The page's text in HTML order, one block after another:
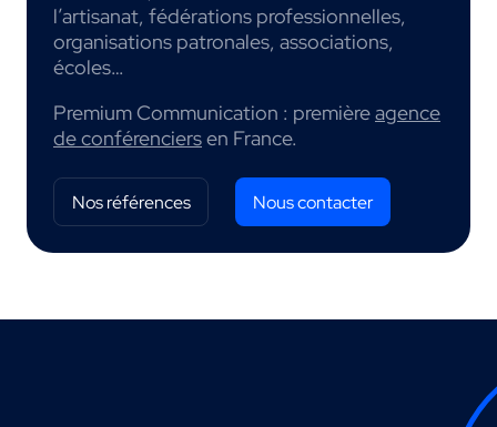
l’artisanat, fédérations professionnelles,
organisations patronales, associations,
écoles…
Premium Communication : premièreagence
de conférenciersen France.
Nos références Nous contacter